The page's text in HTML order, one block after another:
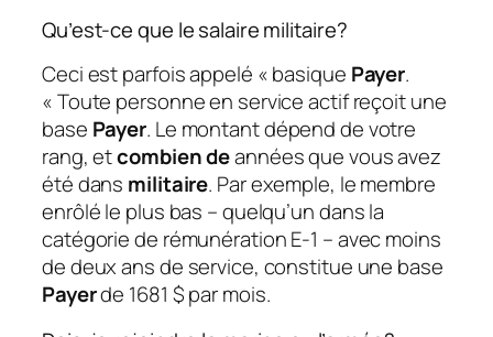
Qu’est-ce que le salaire militaire?
Ceci est parfois appelé « basique Payer.
« Toute personne en service actif reçoit une
base Payer. Le montant dépend de votre
rang, etcombien deannées que vous avez
été dans militaire. Par exemple, le membre
enrôlé le plus bas – quelqu’un dans la
catégorie de rémunération E-1 – avec moins
de deux ans de service, constitue une base
Payerde 1681 $ par mois.